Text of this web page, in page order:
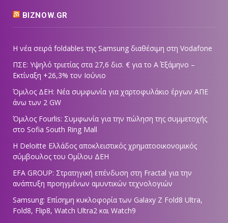
BIZNOW.GR
Η νέα σειρά foldables της Samsung διαθέσιμη στη Vodafone
ΠΣΕ: Υψηλό τριετίας στα 27,6 δισ. € για το Α΄ Εξάμηνο –
Εκτίναξη +26,3% τον Ιούνιο
Όμιλος ΔΕΗ: Νέα συμφωνία για χαρτοφυλάκιο έργων ΑΠΕ
άνω των 2 GW
Όμιλος Fourlis: Συμφωνία για την πώληση της συμμετοχής
στο Sofia South Ring Mall
Η Deloitte Ελλάδος αποκλειστικός χρηματοοικονομικός
σύμβουλος του Ομίλου ΔΕΗ
EFA GROUP: Στρατηγική επένδυση στη Fractal για την
ανάπτυξη προηγμένων αμυντικών τεχνολογιών
Samsung: Επίσημη κυκλοφορία των Galaxy Z Fold8 Ultra,
Fold8, Flip8, Watch Ultra2 και Watch9